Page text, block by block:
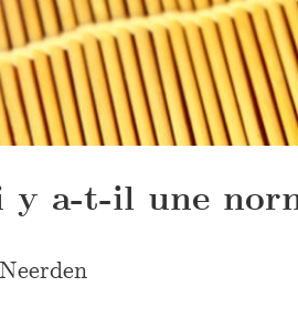
y a-t-il une